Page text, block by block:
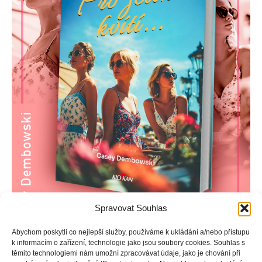
Spravovat Souhlas
Abychom poskytli co nejlepší služby, používáme k ukládání a/nebo přístupu
k informacím o zařízení, technologie jako jsou soubory cookies. Souhlas s
těmito technologiemi nám umožní zpracovávat údaje, jako je chování při
Liz si vzala svou první lásku a po letech zjistí, že ji manžel